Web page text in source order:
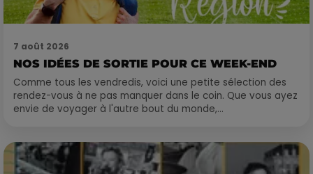
7 août 2026
NOS IDÉES DE SORTIE POUR CE WEEK-END
Comme tous les vendredis, voici une petite sélection des
rendez-vous à ne pas manquer dans le coin. Que vous ayez
envie de voyager à l'autre bout du monde,...